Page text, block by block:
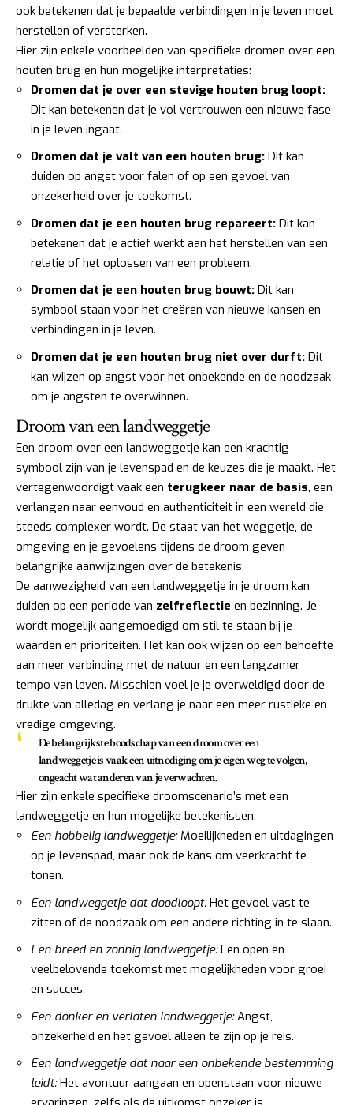
ook betekenen dat je bepaalde verbindingen in je leven moet
herstellen of versterken.
Hier zijn enkele voorbeelden van specifieke dromen over een
houten brug en hun mogelijke interpretaties:
Dromen dat je over een stevige houten brug loopt:
Dit kan betekenen dat je vol vertrouwen een nieuwe fase
in je leven ingaat.
Dromen dat je valt van een houten brug: Dit kan
duiden op angst voor falen of op een gevoel van
onzekerheid over je toekomst.
Dromen dat je een houten brug repareert: Dit kan
betekenen dat je actief werkt aan het herstellen van een
relatie of het oplossen van een probleem.
Dromen dat je een houten brug bouwt: Dit kan
symbool staan voor het creëren van nieuwe kansen en
verbindingen in je leven.
Dromen dat je een houten brug niet over durft: Dit
kan wijzen op angst voor het onbekende en de noodzaak
om je angsten te overwinnen.
Droom van een landweggetje
Een droom over een landweggetje kan een krachtig
symbool zijn van je levenspad en de keuzes die je maakt. Het
vertegenwoordigt vaak een terugkeer naar de basis, een
verlangen naar eenvoud en authenticiteit in een wereld die
steeds complexer wordt. De staat van het weggetje, de
omgeving en je gevoelens tijdens de droom geven
belangrijke aanwijzingen over de betekenis.
De aanwezigheid van een landweggetje in je droom kan
duiden op een periode van zelfreflectie en bezinning. Je
wordt mogelijk aangemoedigd om stil te staan bij je
waarden en prioriteiten. Het kan ook wijzen op een behoefte
aan meer verbinding met de natuur en een langzamer
tempo van leven. Misschien voel je je overweldigd door de
drukte van alledag en verlang je naar een meer rustieke en
vredige omgeving.
De belangrijkste boodschap van een droom over een
landweggetje is vaak een uitnodiging om je eigen weg te volgen,
ongeacht wat anderen van je verwachten.
Hier zijn enkele specifieke droomscenario’s met een
landweggetje en hun mogelijke betekenissen:
Een hobbelig landweggetje:Moeilijkheden en uitdagingen
op je levenspad, maar ook de kans om veerkracht te
tonen.
Een landweggetje dat doodloopt:Het gevoel vast te
zitten of de noodzaak om een andere richting in te slaan.
Een breed en zonnig landweggetje:Een open en
veelbelovende toekomst met mogelijkheden voor groei
en succes.
Een donker en verlaten landweggetje:Angst,
onzekerheid en het gevoel alleen te zijn op je reis.
Een landweggetje dat naar een onbekende bestemming
leidt:Het avontuur aangaan en openstaan voor nieuwe